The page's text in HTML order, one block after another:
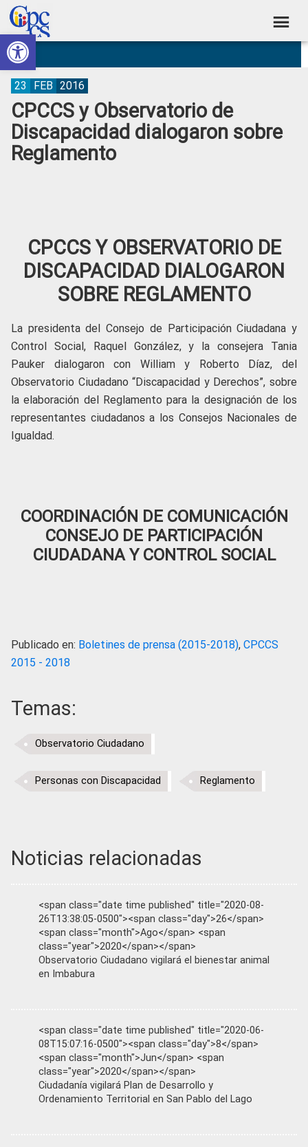
Abrir barra de herramientas
Skip
to
primary
navigation
Skip
to
main
content
Skip
to
primary
sidebar
Skip
to
footer
Consejo
de
Participación
Ciudadana
Control
Construyendo
Poder
Ciudadano
CPCCS y Observatorio de
Discapacidad dialogaron sobre
Reglamento
23 FEB 2016
CPCCS Y OBSERVATORIO DE
DISCAPACIDAD DIALOGARON
SOBRE REGLAMENTO
La presidenta del Consejo de Participación Ciudadana y
Control Social, Raquel González, y la consejera Tania
Pauker dialogaron con William y Roberto Díaz, del
Observatorio Ciudadano “Discapacidad y Derechos”, sobre
la elaboración del Reglamento para la designación de los
representantes ciudadanos a los Consejos Nacionales de
Igualdad.
COORDINACIÓN DE COMUNICACIÓN
CONSEJO DE PARTICIPACIÓN
CIUDADANA Y CONTROL SOCIAL
Publicado en: Boletines de prensa (2015-2018), CPCCS
2015 - 2018
Temas:
Observatorio Ciudadano
Personas con Discapacidad Reglamento
Noticias relacionadas
<span class="date time published" title="2020-08-
26T13:38:05-0500"><span class="day">26</span>
<span class="month">Ago</span> <span
class="year">2020</span></span>
Observatorio Ciudadano vigilará el bienestar animal
en Imbabura
<span class="date time published" title="2020-06-
08T15:07:16-0500"><span class="day">8</span>
<span class="month">Jun</span> <span
class="year">2020</span></span>
Ciudadanía vigilará Plan de Desarrollo y
Ordenamiento Territorial en San Pablo del Lago